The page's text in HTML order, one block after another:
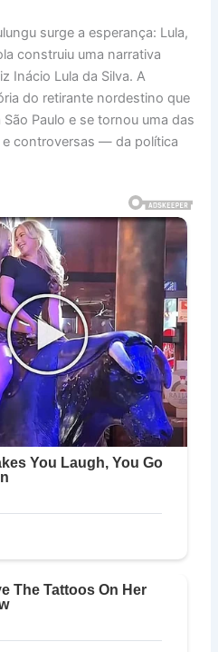
surge a esperança: Lula,
construiu uma narrativa
Inácio Lula da Silva. A
do retirante nordestino que
Paulo e se tornou uma das
controversas — da política